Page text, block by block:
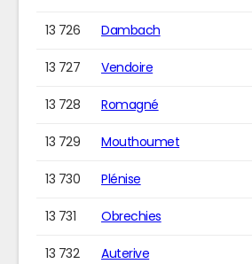
13 726 Dambach
13 727 Vendoire
13 728 Romagné
13 729 Mouthoumet
13 730 Plénise
13 731 Obrechies
13 732 Auterive